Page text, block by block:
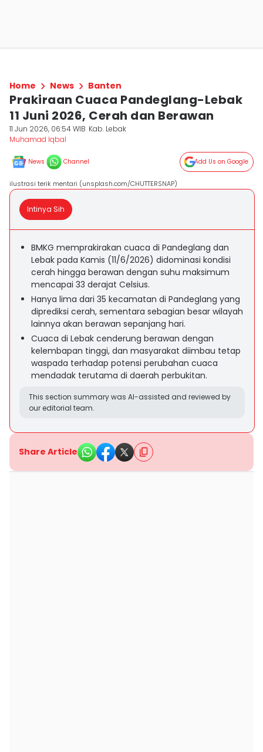
Home News Banten
Prakiraan Cuaca Pandeglang-Lebak
11 Juni 2026, Cerah dan Berawan
11 Jun 2026, 06:54 WIB Kab. Lebak
Muhamad Iqbal
News Channel Add Us on Google
ilustrasi terik mentari (unsplash.com/CHUTTERSNAP)
Intinya Sih
BMKG memprakirakan cuaca di Pandeglang dan
Lebak pada Kamis (11/6/2026) didominasi kondisi
cerah hingga berawan dengan suhu maksimum
mencapai 33 derajat Celsius.
Hanya lima dari 35 kecamatan di Pandeglang yang
diprediksi cerah, sementara sebagian besar wilayah
lainnya akan berawan sepanjang hari.
Cuaca di Lebak cenderung berawan dengan
kelembapan tinggi, dan masyarakat diimbau tetap
waspada terhadap potensi perubahan cuaca
mendadak terutama di daerah perbukitan.
This section summary was AI-assisted and reviewed by
our editorial team.
Share Article